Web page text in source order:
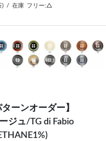
) / 在庫 フリー:△
ーンオーダー】
ジュ/TG di Fabio